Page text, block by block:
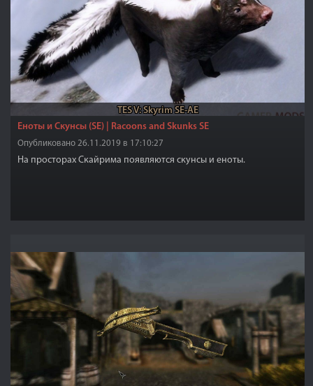
TES V: Skyrim SE-AE
Еноты и Скунсы (SE) | Racoons and Skunks SE
Опубликовано 26.11.2019 в 17:10:27
На просторах Скайрима появляются скунсы и еноты.